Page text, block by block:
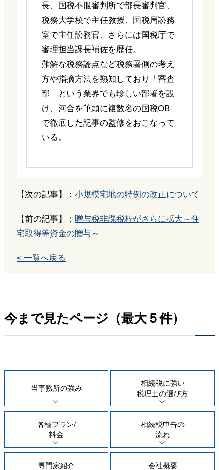
長、国税不服審判所で部長審判官、
税務大学校で主任教授、国税局訟務
室で主任訟務官、さらには国税庁で
審理担当課長補佐を歴任。
難解な税務論点など税務署側の考え
方や指摘方法を熟知しており「審査
部」という業界でも珍しい部署を設
け、河合を筆頭に複数名の国税OB
で徹底した記事の監修をおこなって
いる。
【次の記事】： 小規模宅地の特例の改正について
【前の記事】： 贈与税非課税枠がさらに拡大～住
宅取得等資金の贈与～
< 一覧へ戻る
今まで見たページ（最大５件）
当事務所の強み
相続税に強い
税理士の選び方
各種プラン/
料金
相続税申告の
流れ
専門家紹介 会社概要